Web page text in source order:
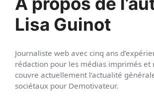
Lisa Guinot
Journaliste web avec cinq ans
rédaction pour les médias imprimés et
couvre actuellement l’actualité
sociétaux pour Demotivateur.